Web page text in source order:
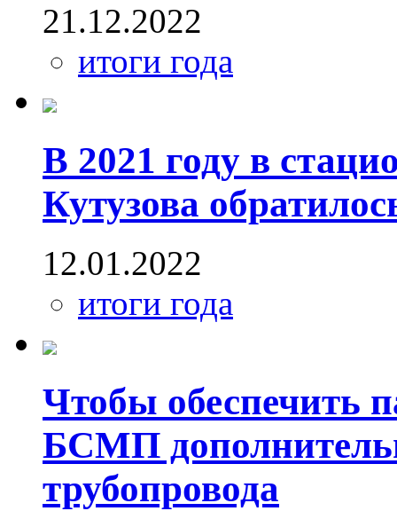
21.12.2022
итоги года
В 2021 году в
Кутузова
12.01.2022
итоги года
Чтобы обеспечить
БСМП
трубопровода